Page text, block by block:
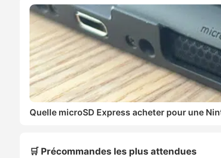
Quelle microSD Express acheter pour une
🛒 Précommandes les plus attendues